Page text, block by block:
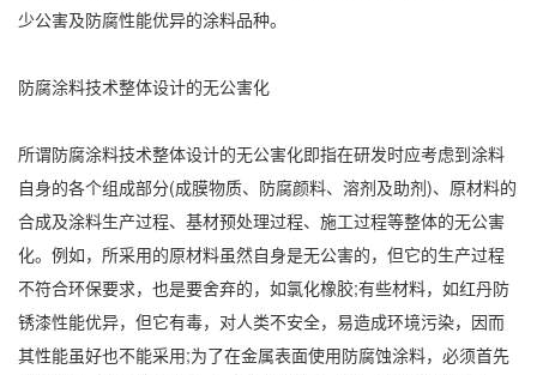
少公害及防腐性能优异的涂料品种。
防腐涂料技术整体设计的无公害化
所谓防腐涂料技术整体设计的无公害化即指在研发时应考虑到涂料
自身的各个组成部分(成膜物质、防腐颜料、溶剂及助剂)、原材料的
合成及涂料生产过程、基材预处理过程、施工过程等整体的无公害
化。例如，所采用的原材料虽然自身是无公害的，但它的生产过程
不符合环保要求，也是要舍弃的，如氯化橡胶;有些材料，如红丹防
锈漆性能优异，但它有毒，对人类不安全，易造成环境污染，因而
其性能虽好也不能采用;为了在金属表面使用防腐蚀涂料，必须首先